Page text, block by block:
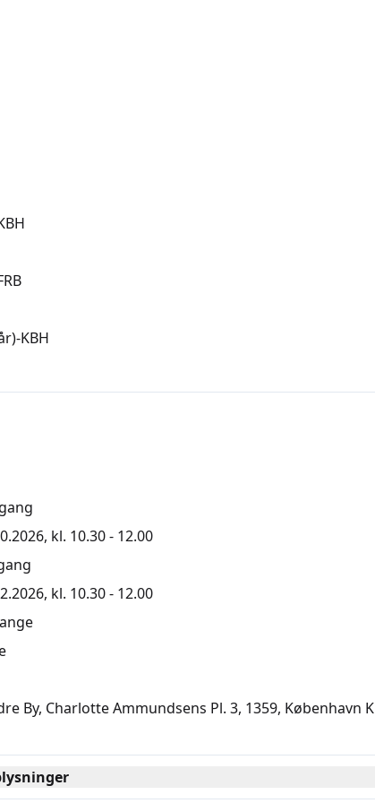
KBH
kl. 10.30 - 12.00
kl. 10.30 - 12.00
By, Charlotte Ammundsens Pl. 3, 1359, København K